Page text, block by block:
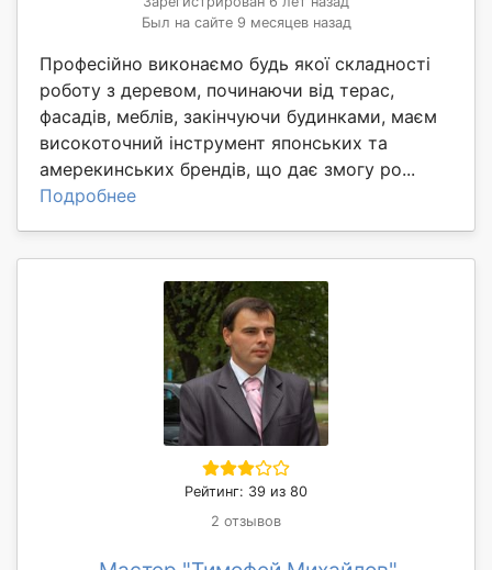
Был на сайте 9 месяцев назад
Професійно виконаємо будь якої складності
роботу з деревом, починаючи від терас,
фасадів, меблів, закінчуючи будинками, маєм
високоточний інструмент японських та
амерекинських брендів, що дає змогу ро...
Подробнее
Рейтинг: 39 из 80
2 отзывов